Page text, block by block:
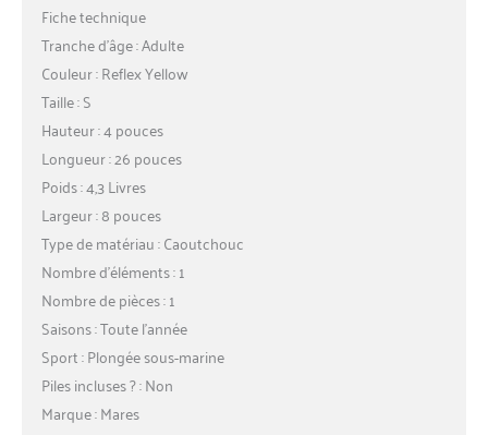
Fiche technique
Tranche d’âge : Adulte
Couleur : Reflex Yellow
Taille : S
Hauteur : 4 pouces
Longueur : 26 pouces
Poids : 4,3 Livres
Largeur : 8 pouces
Type de matériau : Caoutchouc
Nombre d’éléments : 1
Nombre de pièces : 1
Saisons : Toute l’année
Sport : Plongée sous-marine
Piles incluses ? : Non
Marque : Mares